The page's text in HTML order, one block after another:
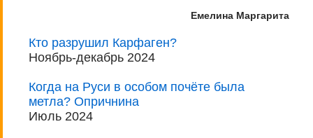
Емелина Маргарита
Кто разрушил Карфаген?
Ноябрь-декабрь 2024
Когда на Руси в особом почёте была
метла? Опричнина
Июль 2024